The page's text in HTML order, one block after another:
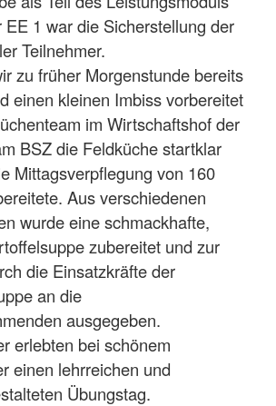
EE 1 war die Sicherstellung der
Teilnehmer.
zu früher Morgenstunde bereits
einen kleinen Imbiss vorbereitet
im Wirtschaftshof der
BSZ die Feldküche startklar
Mittagsverpflegung von 160
Aus verschiedenen
wurde eine schmackhafte,
zubereitet und zur
die Einsatzkräfte der
an die
ausgegeben.
erlebten bei schönem
einen lehrreichen und
Übungstag.